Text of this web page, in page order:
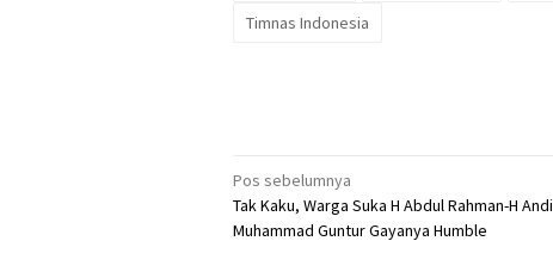
Timnas Indonesia
Navigasi
pos
Pos sebelumnya
Tak Kaku, Warga Suka H Abdul Rahman-H Andi
Muhammad Guntur Gayanya Humble